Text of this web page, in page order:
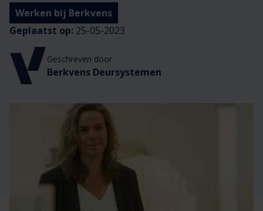
Technische documentatie
Veelgestelde vragen
Duurzaamheid
Brochures
Technische documentatie
Veelgestelde vragen
Veelgestelde vragen
Werken bij Berkvens
Werken bij Berkvens
Geplaatst op: 25-05-2023
Geschreven door
Berkvens Deursystemen